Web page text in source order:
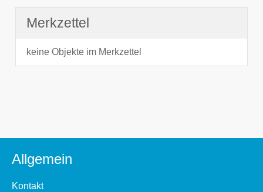
Merkzettel
keine Objekte im Merkzettel
Allgemein
Kontakt